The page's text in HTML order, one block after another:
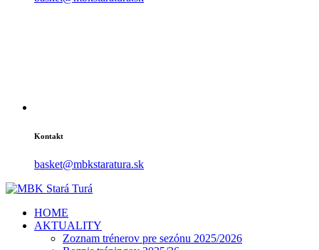
Kontakt
basket@mbkstaratura.sk
HOME
AKTUALITY
Zoznam trénerov pre sezónu 2025/2026